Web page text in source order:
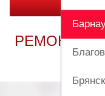
Брянск
РЕМОНТ